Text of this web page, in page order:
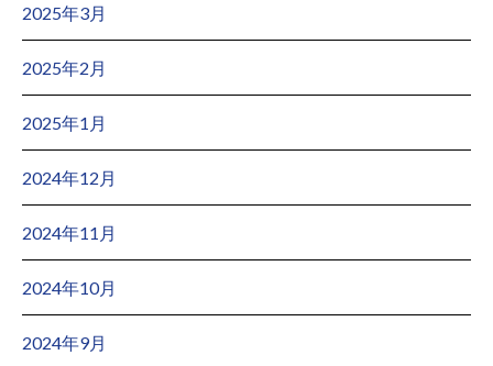
2025年3月
2025年2月
2025年1月
2024年12月
2024年11月
2024年10月
2024年9月